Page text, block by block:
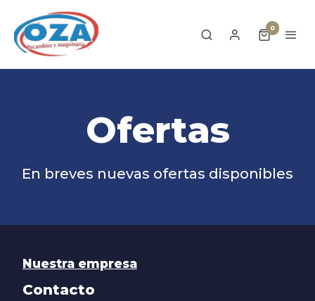
0
Ofertas
En breves nuevas ofertas disponibles
Nuestra empresa
Contacto